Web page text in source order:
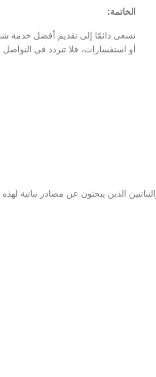
الخاتمة:
نسعى دائمًا إلى تقديم أفضل خدمة
أو استفسارات، فلا تتردد في التواصل
الذين يبحثون عن مصادر نباتية لهذه